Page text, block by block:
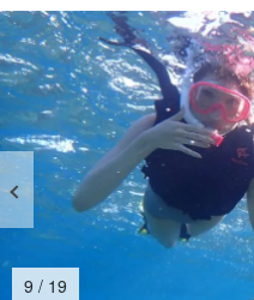
10 /19